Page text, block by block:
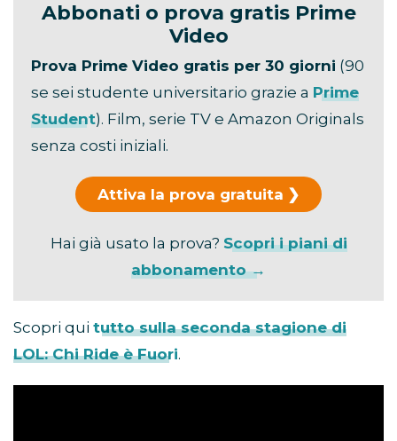
Abbonati o prova gratis Prime
Video
Prova Prime Video gratis per 30 giorni (90
se sei studente universitario grazie a Prime
Student). Film, serie TV e Amazon Originals
senza costi iniziali.
Attiva la prova gratuita
Hai già usato la prova? Scopri i piani di
abbonamento →
Scopri qui tutto sulla seconda stagione di
LOL: Chi Ride è Fuori.